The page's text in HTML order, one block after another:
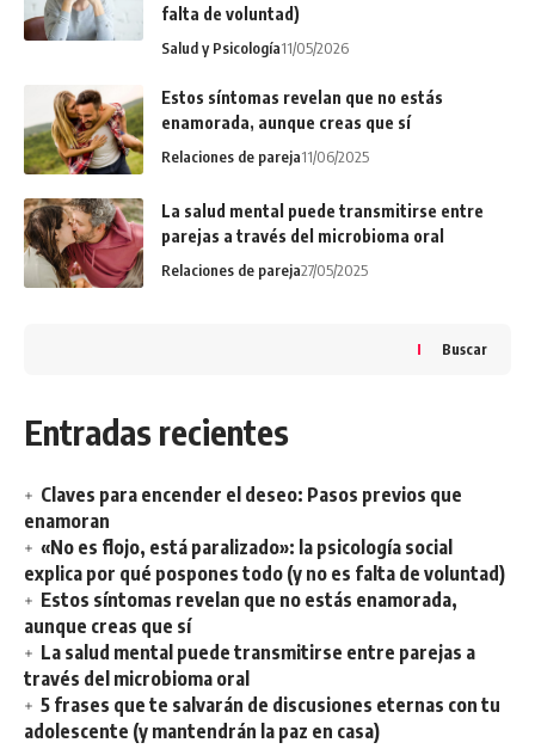
falta de voluntad)
Salud y Psicología11/05/2026
Estos síntomas revelan que no estás
enamorada, aunque creas que sí
Relaciones de pareja11/06/2025
La salud mental puede transmitirse entre
parejas a través del microbioma oral
Relaciones de pareja27/05/2025
Buscar
Entradas recientes
Claves para encender el deseo: Pasos previos que
enamoran
«No es flojo, está paralizado»: la psicología social
explica por qué pospones todo (y no es falta de voluntad)
Estos síntomas revelan que no estás enamorada,
aunque creas que sí
La salud mental puede transmitirse entre parejas a
través del microbioma oral
5 frases que te salvarán de discusiones eternas con tu
adolescente (y mantendrán la paz en casa)